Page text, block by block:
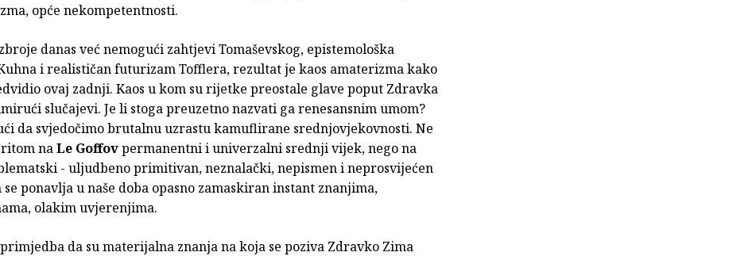
opće nekompetentnosti.
danas već nemogući zahtjevi Tomaševskog, epistemološka
i realističan futurizam Tofflera, rezultat je kaos amaterizma kako
ovaj zadnji. Kaos u kom su rijetke preostale glave poput Zdravka
slučajevi. Je li stoga preuzetno nazvati ga renesansnim umom?
da svjedočimo brutalnu uzrastu kamuflirane srednjovjekovnosti. Ne
naLe Goffovpermanentni i univerzalni srednji vijek, nego na
- uljudbeno primitivan, neznalački, nepismen i neprosvijećen
ponavlja u naše doba opasno zamaskiran instant znanjima,
olakim uvjerenjima.
da su materijalna znanja na koja se poziva Zdravko Zima